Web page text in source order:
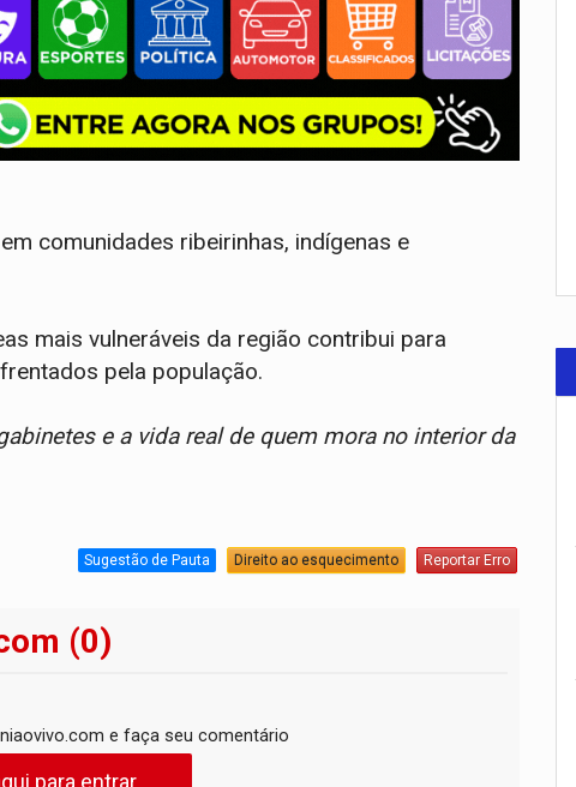
comunidades ribeirinhas, indígenas e
mais vulneráveis da região contribui para
pela população.
e a vida real de quem mora no interior da
Sugestão de Pauta Direito ao esquecimento Reportar Erro
(0)
e faça seu comentário
para entrar